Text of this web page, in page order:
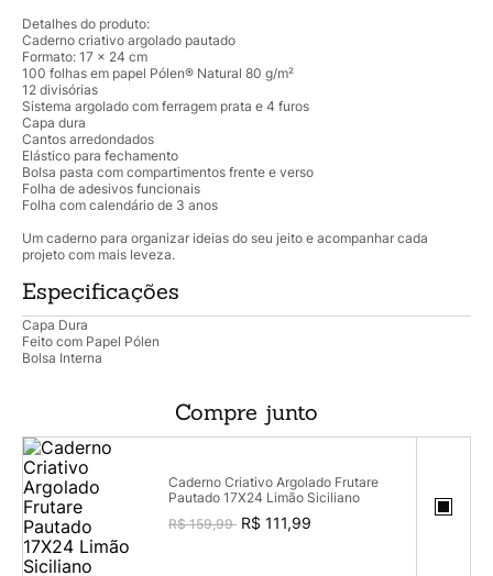
Detalhes do produto:
Caderno criativo argolado pautado
Formato: 17 x 24 cm
100 folhas em papel Pólen® Natural 80 g/m²
12 divisórias
Sistema argolado com ferragem prata e 4 furos
Capa dura
Cantos arredondados
Elástico para fechamento
Bolsa pasta com compartimentos frente e verso
Folha de adesivos funcionais
Folha com calendário de 3 anos
Um caderno para organizar ideias do seu jeito e acompanhar cada
projeto com mais leveza.
Especificações
Capa Dura
Feito com Papel Pólen
Bolsa Interna
Compre junto
Caderno Criativo Argolado Frutare
Pautado 17X24 Limão Siciliano
R$ 159,99 R$ 111,99